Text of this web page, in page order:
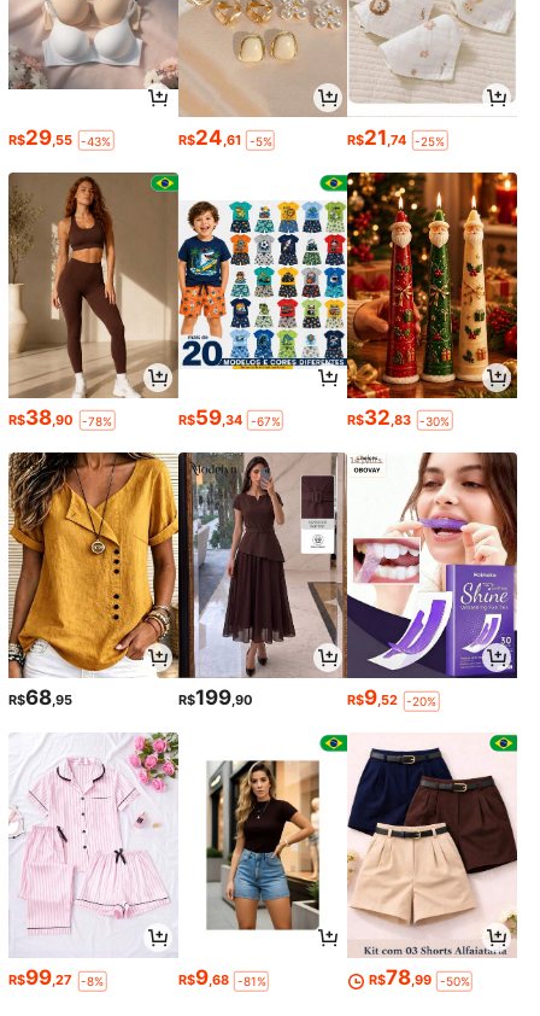
R$29 ,55 -43% R$24 ,61 -5% R$21 ,74 -25%
R$38,90 -78% R$59,34 -67% R$32,83 -30%
R$68,95 R$199,90 R$9,52 -20%
R$99,27 -8% R$9,68 -81% R$78,99 -50%